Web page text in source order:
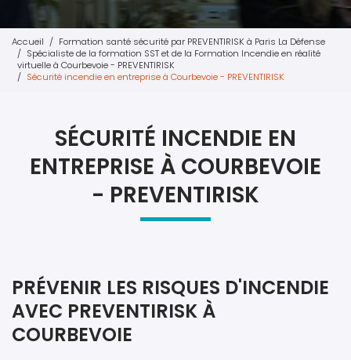
Accueil
Formation santé sécurité par PREVENTIRISK à Paris La Défense
Spécialiste de la formation SST et de la Formation Incendie en réalité
virtuelle à Courbevoie - PREVENTIRISK
Sécurité incendie en entreprise à Courbevoie - PREVENTIRISK
SÉCURITÉ INCENDIE EN
ENTREPRISE À COURBEVOIE
- PREVENTIRISK
PRÉVENIR LES RISQUES D'INCENDIE
AVEC PREVENTIRISK À
COURBEVOIE